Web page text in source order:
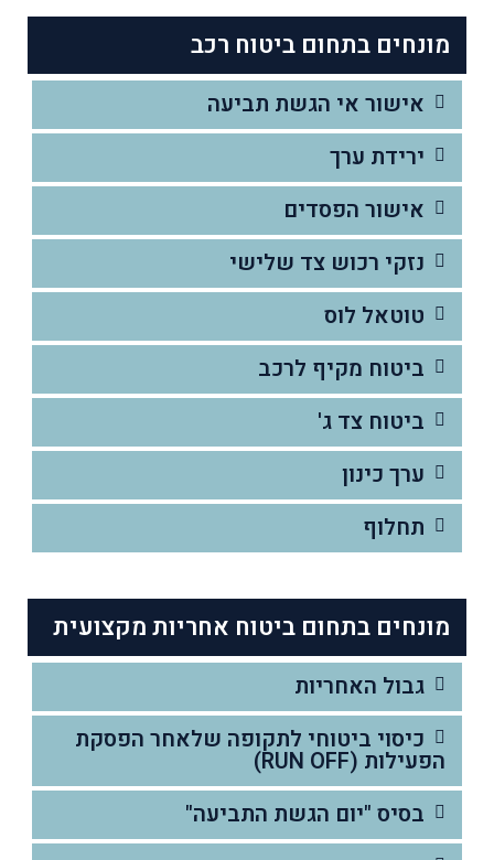
מונחים בתחום ביטוח רכב
אישור אי הגשת תביעה
ירידת ערך
אישור הפסדים
נזקי רכוש צד שלישי
טוטאל לוס
ביטוח מקיף לרכב
ביטוח צד ג'
ערך כינון
תחלוף
מונחים בתחום ביטוח אחריות מקצועית
גבול האחריות
כיסוי ביטוחי לתקופה שלאחר הפסקת
הפעילות (RUN OFF)
בסיס "יום הגשת התביעה"